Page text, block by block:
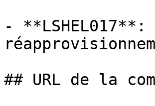
-
## URL de la